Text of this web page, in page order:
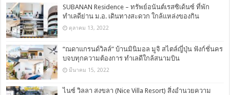
SUBANAN Residence – ทรัพย์อนันต์เรสซิเด้นซ์ ที่พัก
ทำเลดีย่าน ม.อ. เดินทางสะดวก ใกล้แหล่งของกิน
ตุลาคม 13, 2022
“ณดาแกรนด์วิลล์” บ้านมินิมอล มูจิ สไตล์ญี่ปุ่น ฟังก์ชั่นคร
บจบทุกความต้องการ ทำเลดีใกล้สนามบิน
มีนาคม 15, 2022
ไนซ์ วิลลา สงขลา (Nice Villa Resort) สิ่งอำนวยความ